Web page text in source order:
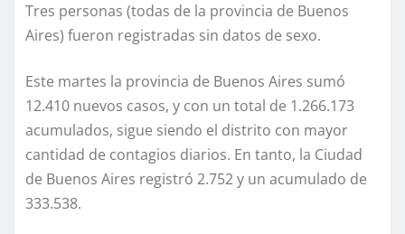
Tres personas (todas de la provincia de Buenos
Aires) fueron registradas sin datos de sexo.
Este martes la provincia de Buenos Aires sumó
12.410 nuevos casos, y con un total de 1.266.173
acumulados, sigue siendo el distrito con mayor
cantidad de contagios diarios. En tanto, la Ciudad
de Buenos Aires registró 2.752 y un acumulado de
333.538.